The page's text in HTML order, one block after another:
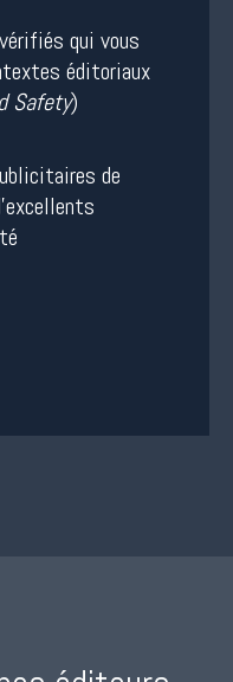
qui vous
éditoriaux
Safety)
de